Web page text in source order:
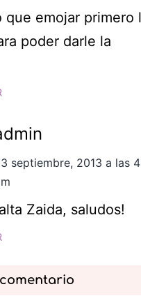
que emojar primero
poder darle la
septiembre, 2013 a las
Zaida, saludos!